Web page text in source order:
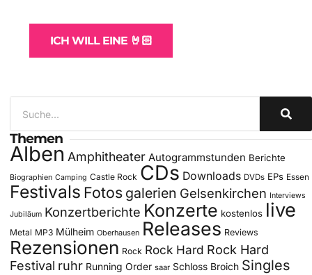
ICH WILL EINE 🤘🏻
Themen
Alben Amphitheater Autogrammstunden Berichte
Biographien Camping Castle Rock CDs Downloads DVDs EPs Essen
Festivals Fotos galerien Gelsenkirchen Interviews
Jubiläum Konzertberichte Konzerte kostenlos live
Metal MP3 Mülheim Oberhausen Releases Reviews
Rezensionen Rock Rock Hard Rock Hard
Festival ruhr Running Order saar Schloss Broich Singles